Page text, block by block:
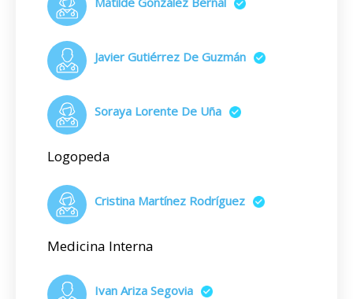
Javier Gutiérrez De Guzmán
Soraya Lorente De Uña
Logopeda
Cristina Martínez Rodríguez
Medicina Interna
Ivan Ariza Segovia